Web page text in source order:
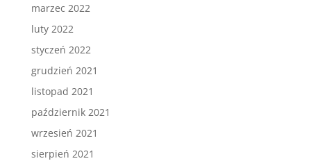
marzec 2022
luty 2022
styczeń 2022
grudzień 2021
listopad 2021
październik 2021
wrzesień 2021
sierpień 2021